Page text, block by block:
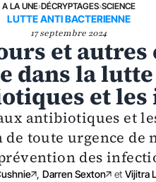
A LA UNE›DÉCRYPTAGES›SCIENCE
LUTTE ANTI BACTERIENNE
17 septembre 2024
et
dans la
et
antibiotiques et
toute urgence de
des
, Darren Sexton et Vijitra